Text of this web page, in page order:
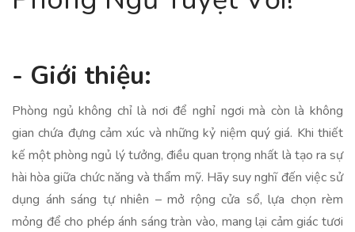
- Giới thiệu:
Phòng ngủ không chỉ là nơi để nghỉ ngơi mà còn là không
gian chứa đựng cảm xúc và những kỷ niệm quý giá. Khi thiết
kế một phòng ngủ lý tưởng, điều quan trọng nhất là tạo ra sự
hài hòa giữa chức năng và thẩm mỹ. Hãy suy nghĩ đến việc sử
dụng ánh sáng tự nhiên – mở rộng cửa sổ, lựa chọn rèm
mỏng để cho phép ánh sáng tràn vào, mang lại cảm giác tươi